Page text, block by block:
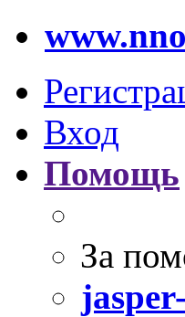
Вход
Помощь
За